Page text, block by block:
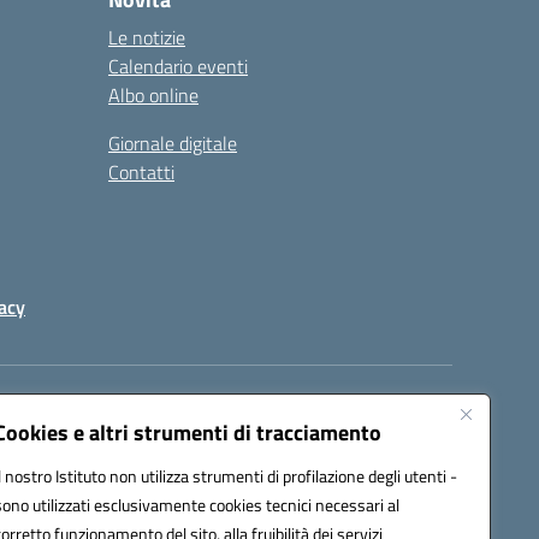
e altri strumenti di tracciamento
nostro Istituto non utilizza strumenti di profilazione degli utenti -
utilizzati esclusivamente cookies tecnici necessari al
funzionamento del sito, alla fruibilità dei servizi
Le notizie
Calendario eventi
Albo online
Giornale digitale
Contatti
certificata (PEC): peic82000d@pec.istruzione.it